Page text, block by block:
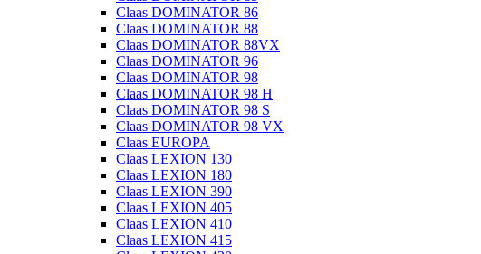
Claas DOMINATOR 86
Claas DOMINATOR 88
Claas DOMINATOR 88VX
Claas DOMINATOR 96
Claas DOMINATOR 98
Claas DOMINATOR 98 H
Claas DOMINATOR 98 S
Claas DOMINATOR 98 VX
Claas EUROPA
Claas LEXION 130
Claas LEXION 180
Claas LEXION 390
Claas LEXION 405
Claas LEXION 410
Claas LEXION 415